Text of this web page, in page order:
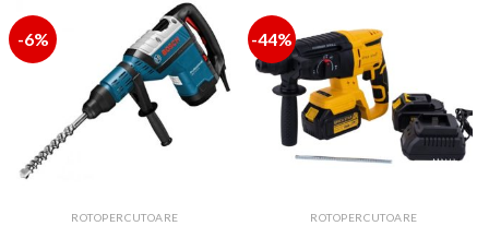
-6%
ROTOPERCUTOARE
-44%
ROTOPERCUTOARE